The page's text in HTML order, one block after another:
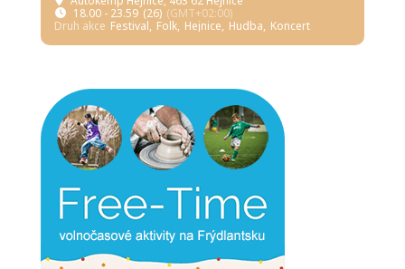
18.00 - 23.59 (26) (GMT+02:00)
Druh akce Festival, Folk, Hejnice, Hudba, Koncert